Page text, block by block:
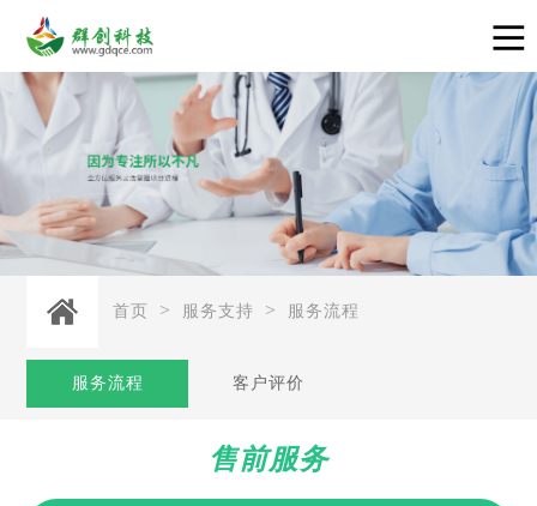
首页 > 服务支持 > 服务流程
服务流程 客户评价
售前服务